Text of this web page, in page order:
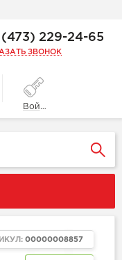
(473) 229-24-65
ЗВОНОК
Войти
00000008857